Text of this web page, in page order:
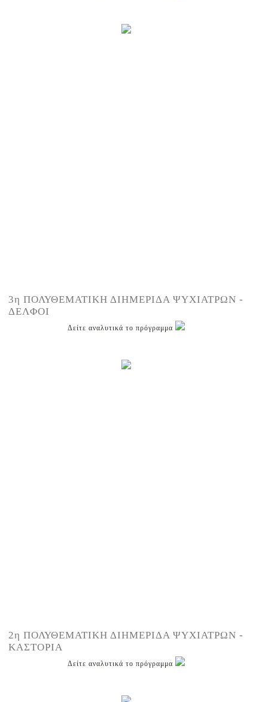
3η ΠΟΛΥΘΕΜΑΤΙΚΗ ΔΙΗΜΕΡΙΔΑ ΨΥΧΙΑΤΡΩΝ -
ΔΕΛΦΟΙ
Δείτε αναλυτικά το πρόγραμμα
2η ΠΟΛΥΘΕΜΑΤΙΚΗ ΔΙΗΜΕΡΙΔΑ ΨΥΧΙΑΤΡΩΝ -
ΚΑΣΤΟΡΙΑ
Δείτε αναλυτικά το πρόγραμμα